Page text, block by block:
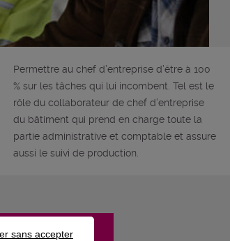
Permettre au chef d’entreprise d’être à 100
% sur les tâches qui lui incombent. Tel est le
rôle du collaborateur de chef d’entreprise
du bâtiment qui prend en charge toute la
partie administrative et comptable et assure
aussi le suivi de production.
formation
sans accepter